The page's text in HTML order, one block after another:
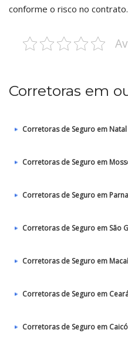
conforme o risco no contrato.
Corretoras em
Corretoras de Seguro em Natal
Corretoras de Seguro em
Corretoras de Seguro em
Corretoras de Seguro em São
Corretoras de Seguro em
Corretoras de Seguro em
Corretoras de Seguro em Caicó